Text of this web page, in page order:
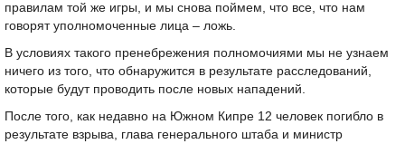
правилам той же игры, и мы снова поймем, что все, что нам
говорят уполномоченные лица – ложь.
В условиях такого пренебрежения полномочиями мы не узнаем
ничего из того, что обнаружится в результате расследований,
которые будут проводить после новых нападений.
После того, как недавно на Южном Кипре 12 человек погибло в
результате взрыва, глава генерального штаба и министр